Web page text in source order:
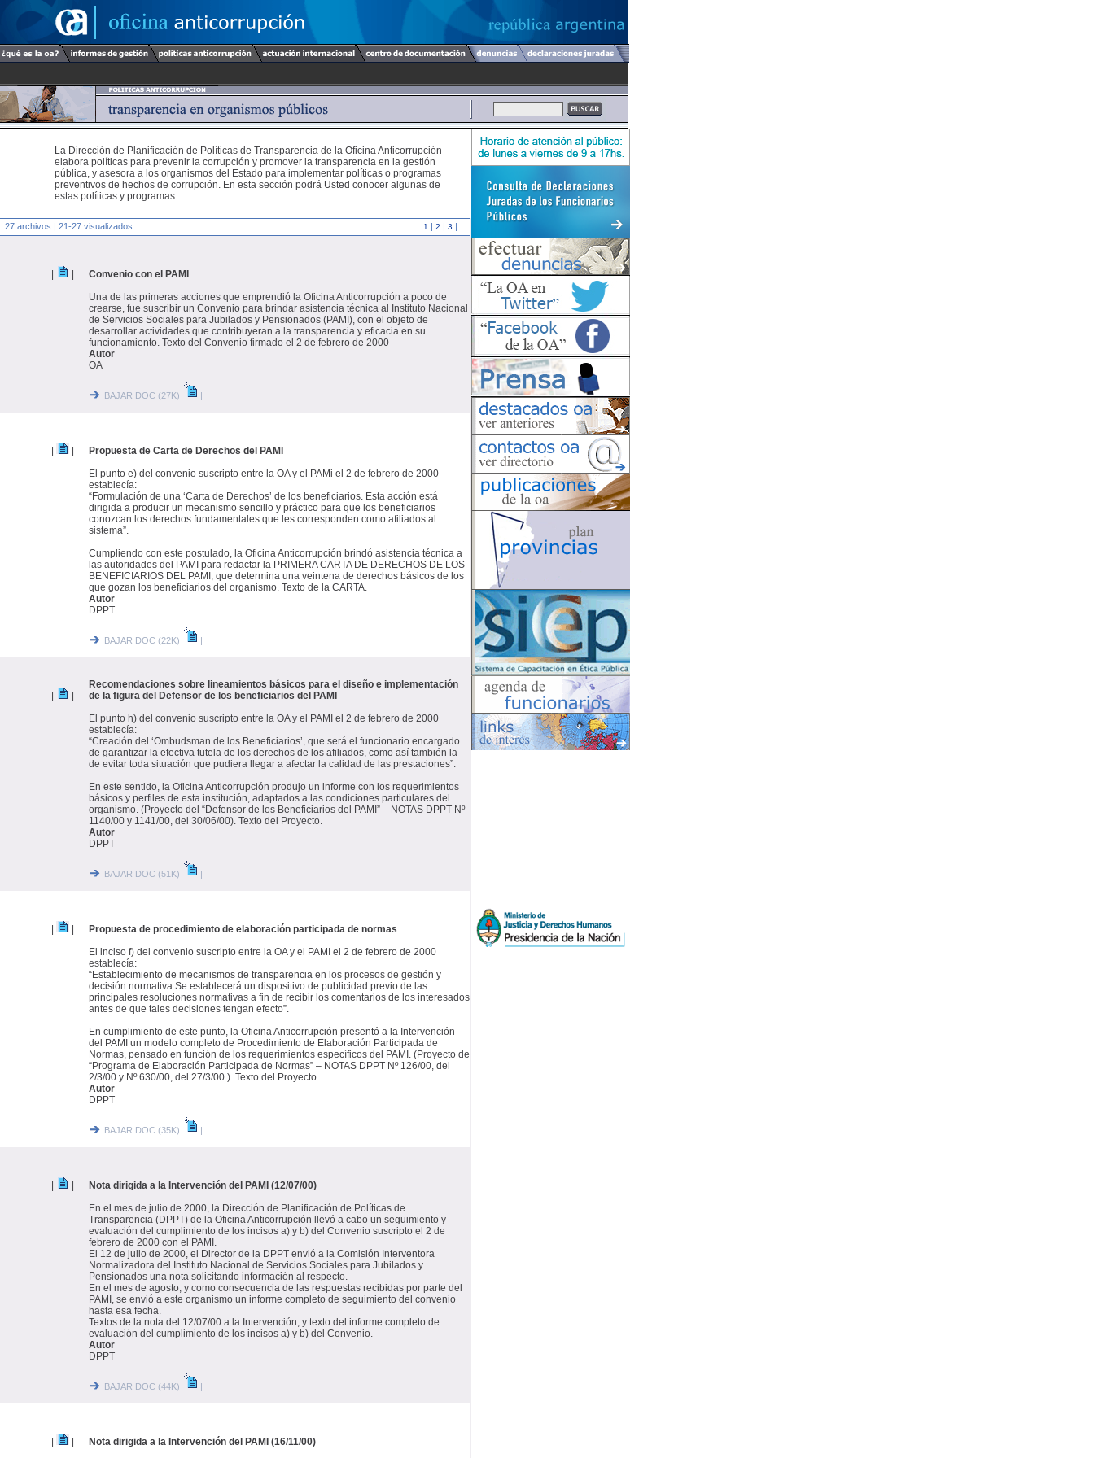
La Dirección de Planificación de Políticas de Transparencia de la Oficina Anticorrupción
elabora políticas para prevenir la corrupción y promover la transparencia en la gestión
pública, y asesora a los organismos del Estado para implementar políticas o programas
preventivos de hechos de corrupción. En esta sección podrá Usted conocer algunas de
estas políticas y programas
27 archivos | 21-27 visualizados 1 | 2 | 3 |
Convenio con el PAMI
Una de las primeras acciones que emprendió la Oficina Anticorrupción a poco de
crearse, fue suscribir un Convenio para brindar asistencia técnica al Instituto Nacional
de Servicios Sociales para Jubilados y Pensionados (PAMI), con el objeto de
desarrollar actividades que contribuyeran a la transparencia y eficacia en su
funcionamiento. Texto del Convenio firmado el 2 de febrero de 2000
Autor
OA
BAJAR DOC (27K) |
Propuesta de Carta de Derechos del PAMI
El punto e) del convenio suscripto entre la OA y el PAMi el 2 de febrero de 2000
establecía:
“Formulación de una ‘Carta de Derechos’ de los beneficiarios. Esta acción está
dirigida a producir un mecanismo sencillo y práctico para que los beneficiarios
conozcan los derechos fundamentales que les corresponden como afiliados al
sistema”.
Cumpliendo con este postulado, la Oficina Anticorrupción brindó asistencia técnica a
las autoridades del PAMI para redactar la PRIMERA CARTA DE DERECHOS DE LOS
BENEFICIARIOS DEL PAMI, que determina una veintena de derechos básicos de los
que gozan los beneficiarios del organismo. Texto de la CARTA.
Autor
DPPT
BAJAR DOC (22K) |
Recomendaciones sobre lineamientos básicos para el diseño e implementación
de la figura del Defensor de los beneficiarios del PAMI
El punto h) del convenio suscripto entre la OA y el PAMI el 2 de febrero de 2000
establecía:
“Creación del ‘Ombudsman de los Beneficiarios’, que será el funcionario encargado
de garantizar la efectiva tutela de los derechos de los afiliados, como así también la
de evitar toda situación que pudiera llegar a afectar la calidad de las prestaciones”.
En este sentido, la Oficina Anticorrupción produjo un informe con los requerimientos
básicos y perfiles de esta institución, adaptados a las condiciones particulares del
organismo. (Proyecto del “Defensor de los Beneficiarios del PAMI” – NOTAS DPPT Nº
1140/00 y 1141/00, del 30/06/00). Texto del Proyecto.
Autor
DPPT
BAJAR DOC (51K) |
Propuesta de procedimiento de elaboración participada de normas
El inciso f) del convenio suscripto entre la OA y el PAMI el 2 de febrero de 2000
establecía:
“Establecimiento de mecanismos de transparencia en los procesos de gestión y
decisión normativa Se establecerá un dispositivo de publicidad previo de las
principales resoluciones normativas a fin de recibir los comentarios de los interesados
antes de que tales decisiones tengan efecto”.
En cumplimiento de este punto, la Oficina Anticorrupción presentó a la Intervención
del PAMI un modelo completo de Procedimiento de Elaboración Participada de
Normas, pensado en función de los requerimientos específicos del PAMI. (Proyecto de
“Programa de Elaboración Participada de Normas” – NOTAS DPPT Nº 126/00, del
2/3/00 y Nº 630/00, del 27/3/00 ). Texto del Proyecto.
Autor
DPPT
BAJAR DOC (35K) |
Nota dirigida a la Intervención del PAMI (12/07/00)
En el mes de julio de 2000, la Dirección de Planificación de Políticas de
Transparencia (DPPT) de la Oficina Anticorrupción llevó a cabo un seguimiento y
evaluación del cumplimiento de los incisos a) y b) del Convenio suscripto el 2 de
febrero de 2000 con el PAMI.
El 12 de julio de 2000, el Director de la DPPT envió a la Comisión Interventora
Normalizadora del Instituto Nacional de Servicios Sociales para Jubilados y
Pensionados una nota solicitando información al respecto.
En el mes de agosto, y como consecuencia de las respuestas recibidas por parte del
PAMI, se envió a este organismo un informe completo de seguimiento del convenio
hasta esa fecha.
Textos de la nota del 12/07/00 a la Intervención, y texto del informe completo de
evaluación del cumplimiento de los incisos a) y b) del Convenio.
Autor
DPPT
BAJAR DOC (44K) |
Nota dirigida a la Intervención del PAMI (16/11/00)